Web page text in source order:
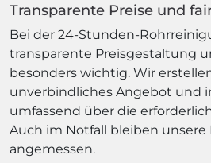
Transparente Preise und
Bei der 24-Stunden-
transparente Preisgestaltung
besonders wichtig. Wir
unverbindliches Angebot und
umfassend über die
Auch im Notfall bleiben unsere
angemessen.